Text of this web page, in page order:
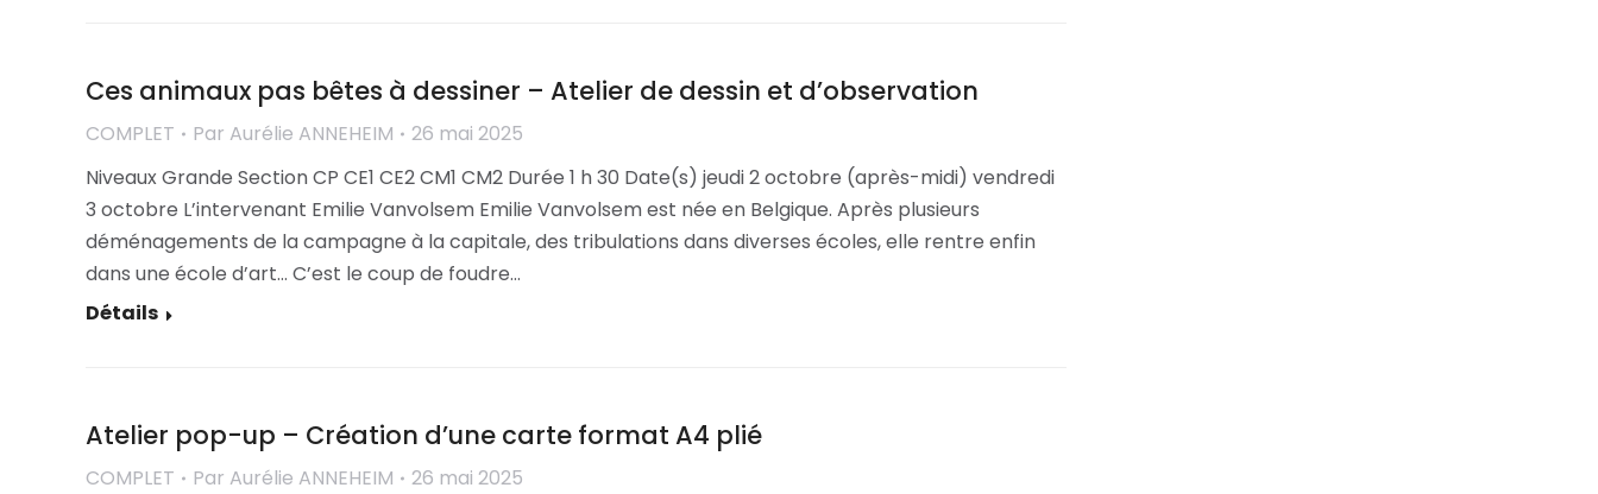
Ces animaux pas bêtes à dessiner – Atelier de dessin et d’observation
COMPLET Par Aurélie ANNEHEIM
26 mai 2025
Niveaux Grande Section CP CE1 CE2 CM1 CM2 Durée 1 h 30 Date(s) jeudi 2 octobre (après-midi) vendredi
3 octobre L’intervenant Emilie Vanvolsem Emilie Vanvolsem est née en Belgique. Après plusieurs
déménagements de la campagne à la capitale, des tribulations dans diverses écoles, elle rentre enfin
dans une école d’art… C’est le coup de foudre…
Détails
Atelier pop-up – Création d’une carte format A4 plié
COMPLET Par Aurélie ANNEHEIM
26 mai 2025